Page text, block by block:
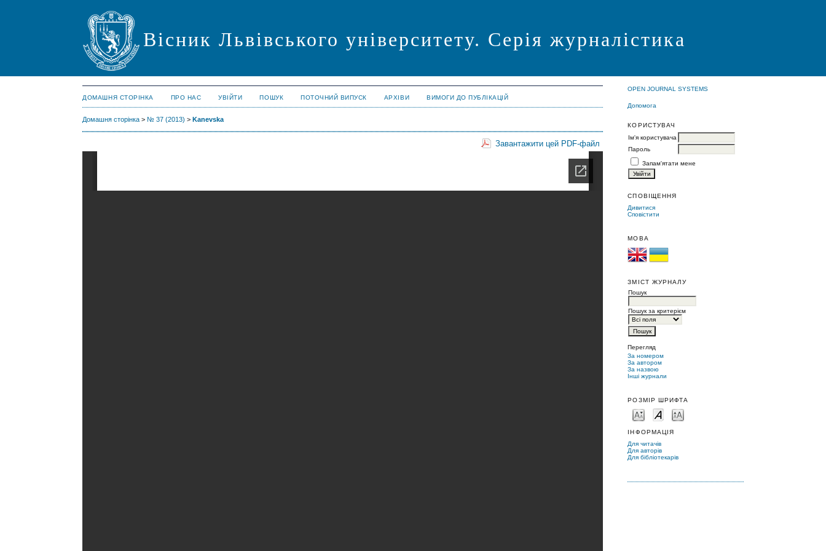
Вісник Львівського університету. Серія журналістика
OPEN JOURNAL SYSTEMS
Допомога
КОРИСТУВАЧ
Ім'я користувача
Пароль
Запам'ятати мене
СПОВІЩЕННЯ
Дивитися
Сповістити
МОВА
ЗМІСТ ЖУРНАЛУ
Пошук
Пошук за критерієм
Перегляд
За номером
За автором
За назвою
Інші журнали
РОЗМІР ШРИФТА
ІНФОРМАЦІЯ
Для читачів
Для авторів
Для бібліотекарів
ДОМАШНЯ СТОРІНКА ПРО НАС УВІЙТИ ПОШУК ПОТОЧНИЙ ВИПУСК АРХІВИ ВИМОГИ ДО ПУБЛІКАЦІЙ
Домашня сторінка > № 37 (2013) >Kanevska
Завантажити цей PDF-файл